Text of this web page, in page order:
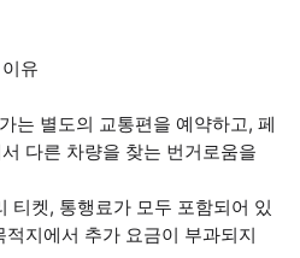
유
는 별도의 교통편을 예약하고, 페
다른 차량을 찾는 번거로움을
티켓, 통행료가 모두 포함되어 있
지에서 추가 요금이 부과되지